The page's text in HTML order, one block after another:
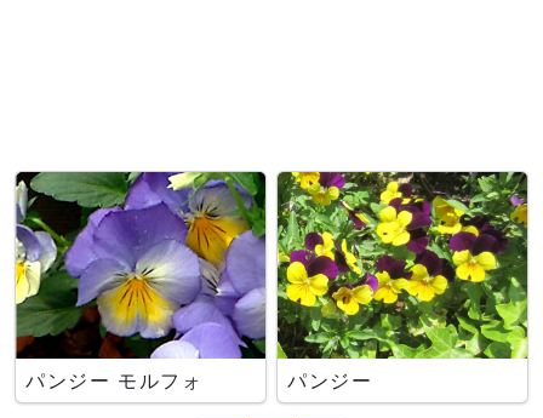
パンジー モルフォ パンジー